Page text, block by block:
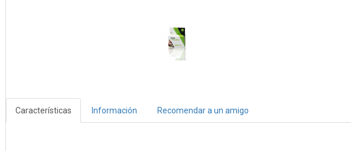
Características Información Recomendar a un amigo